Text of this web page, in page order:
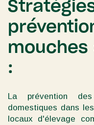
mouches
:
La prévention
domestiques dans
locaux d'élevage